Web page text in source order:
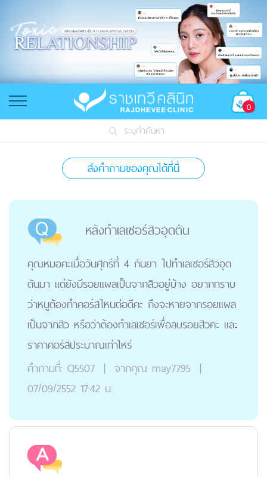
0
ระบุคำค้นหา
ส่งคำถามของคุณได้ที่นี่
หลังทำเลเซอร์สิวอุดตัน
คุณหมอคะเมื่อวันศุกร์ที่ 4 กันยา ไปทำเลเซอร์สิวอุด
ตันมา แต่ยังมีรอยแผลเป็นจากสิวอยู่บ้าง อยากทราบ
ว่าหนูต้องทำคอร์สไหนต่อดีคะ ถึงจะหายจากรอยแผล
เป็นจากสิว หรือว่าต้องทำเลเซอร์เพื่อลบรอยสิวคะ และ
ราคาคอร์สประมาณเท่าไหร่
คำถามที่: Q5507 | จากคุณ may7795 |
07/09/2552 17:42 น.